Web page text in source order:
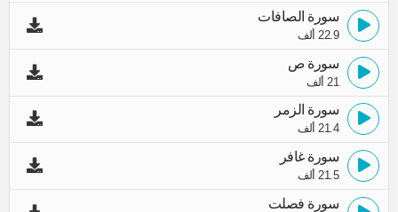
سورة الصافات
22.9 ألف
سورة ص
21 ألف
سورة الزمر
21.4 ألف
سورة غافر
21.5 ألف
سورة فصلت